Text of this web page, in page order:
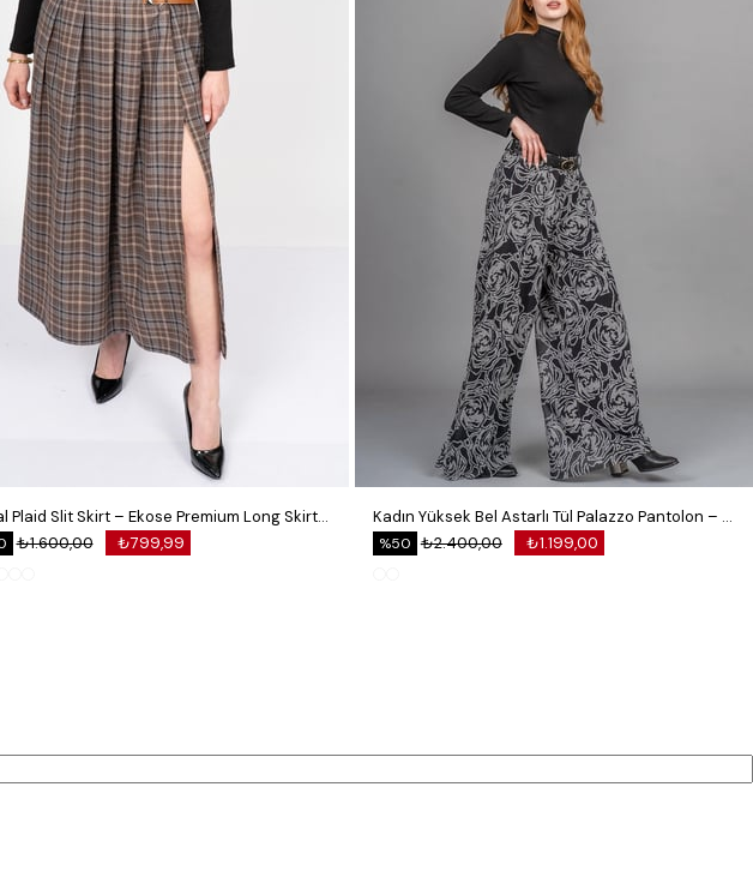
Royal Plaid Slit Skirt – Ekose Premium Long Skirt 6831
₺799,99
₺1.600,00
Kadın Yüksek Bel Astarlı Tül Palazzo Pantolon – Lastikli Bel Bol Paça Esnek 30342
₺1.199,00
₺2.400,00
%50